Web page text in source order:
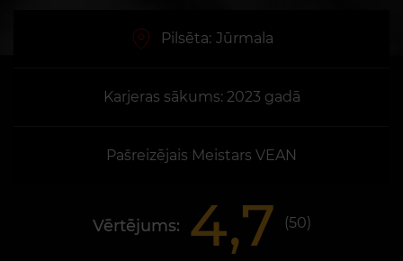
Pilsēta: Jūrmala
Karjeras sākums: 2023 gadā
Pašreizējais Meistars VEAN
Vērtējums: 4,7 (50)